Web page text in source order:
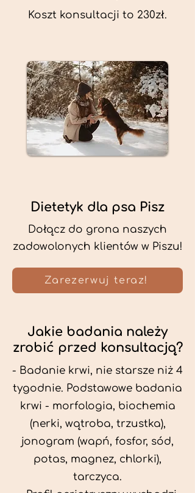
Koszt konsultacji to 230zł.
Dietetyk dla psa Pisz
Dołącz do grona naszych
zadowolonych klientów w Piszu!
Zarezerwuj teraz!
Jakie badania należy
zrobić przed konsultacją?
- Badanie krwi, nie starsze niż 4
tygodnie. Podstawowe badania
krwi - morfologia, biochemia
(nerki, wątroba, trzustka),
jonogram (wapń, fosfor, sód,
potas, magnez, chlorki),
tarczyca.